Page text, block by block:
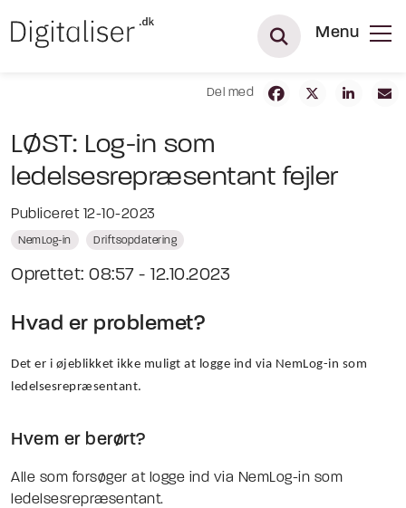
Menu
Del med
LØST: Log-in som
ledelsesrepræsentant fejler
Publiceret 12-10-2023
NemLog-in Driftsopdatering
Oprettet: 08:57 - 12.10.2023
Hvad er problemet?
Det er i øjeblikket ikke muligt at logge ind via NemLog-in som
ledelsesrepræsentant.
Hvem er berørt?
Alle som forsøger at logge ind via NemLog-in som
ledelsesrepræsentant.